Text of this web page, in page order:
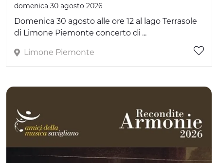
domenica 30 agosto 2026
Domenica 30 agosto alle ore 12 al lago Terrasole
di Limone Piemonte concerto di ...
Limone Piemonte